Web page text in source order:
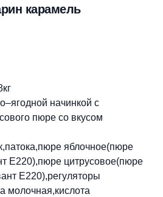
карамель
начинкой с
пюре со вкусом
яблочное(пюре
Е220),пюре цитрусовое(пюре
Е220),регуляторы
молочная,кислота